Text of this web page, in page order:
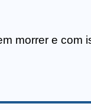
morrer e com